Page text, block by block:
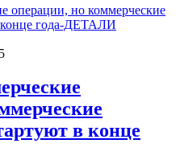
в конце